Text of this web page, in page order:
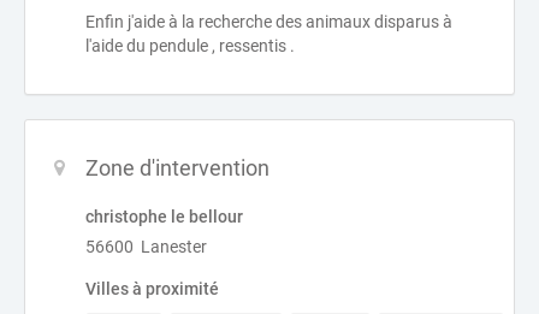
Enfin j'aide à la recherche des animaux disparus à
l'aide du pendule , ressentis .
Zone d'intervention
christophe le bellour
56600 Lanester
Villes à proximité